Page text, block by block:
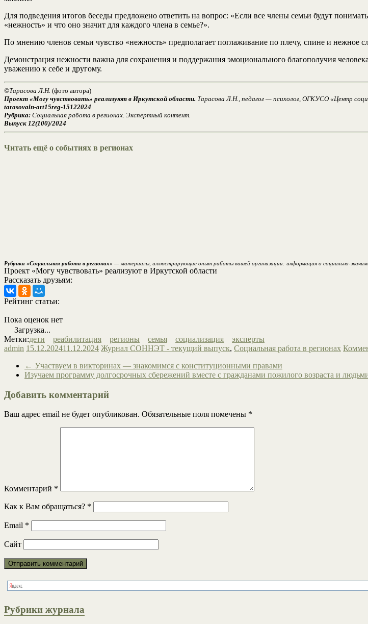
Для подведения итогов беседы предложено ответить на вопрос: «Если все члены семьи будут
«нежность» и что оно значит для каждого члена в семье?».
По мнению членов семьи чувство «нежность» предполагает поглаживание по плечу, спине и нежное
Демонстрация нежности важна для сохранения и поддержания эмоционального благополучия
уважению к себе и другому.
©Тарасова Л.Н. (фото автора)
Проект «Могу чувствовать» реализуют в Иркутской области. Тарасова Л.Н., педагог — психолог, ОГКУСО «Центр
tarasovaln-art15reg-15122024
Рубрика: Социальная работа в регионах Экспертный контент.
Выпуск 12(100)/2024
Читать ещё о событиях в регионах
Рубрика «Социальная работа в регионах» — материалы, иллюстрирующие опыт работы вашей организации: информация о социально-
Проект «Могу чувствовать» реализуют в Иркутской области
Рассказать друзьям:
Рейтинг статьи:
Пока оценок нет
Загрузка...
Метки:дети реабилитация регионы семья социализация
эксперты
admin 15.12.202411.12.2024 Журнал СОННЭТ - текущий выпуск, Социальная работа в регионах
← Участвуем в викторинах — знакомимся с конституционными правами
Изучаем программу долгосрочных сбережений вместе с гражданами пожилого возраста и
Добавить комментарий
Ваш адрес email не будет опубликован. Обязательные поля помечены *
Комментарий *
Как к Вам обращаться? *
Email *
Сайт
Рубрики журнала